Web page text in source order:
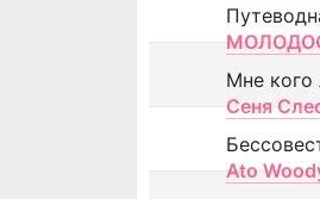
Мне кого
Сеня
Ato